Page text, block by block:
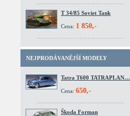
T 34/85 Soviet Tank
Cena: 1 850,-
NEJPRODÁVANĚJŠÍ MODELY
Tatra T600 TATRAPLAN…
Cena: 650,-
Škoda Forman